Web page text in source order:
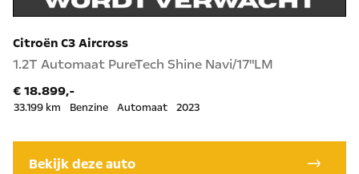
Citroën C3 Aircross
1.2T Automaat PureTech Shine Navi/17"LM
€ 18.899,-
33.199 km Benzine Automaat 2023
Bekijk deze auto